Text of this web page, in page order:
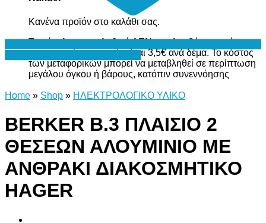
Κανένα προϊόν στο καλάθι σας.
Το σύνολο του καλαθιού ΔΕΝ περιλαμβάνει το κόστος
μεταφορικών, το οποίο είναι 3,5€ ανά δέμα. Το κόστος
των μεταφορικών μπορεί να μεταβληθεί σε περίπτωση
μεγάλου όγκου ή βάρους, κατόπιν συνεννόησης
Home » Shop » ΗΛΕΚΤΡΟΛΟΓΙΚΟ ΥΛΙΚΟ
BERKER Β.3 ΠΛΑΙΣΙΟ 2
ΘΕΣΕΩΝ ΑΛΟΥΜΙΝΙΟ ΜΕ
ΑΝΘΡΑΚΙ ΔΙΑΚΟΣΜΗΤΙΚΟ
HAGER